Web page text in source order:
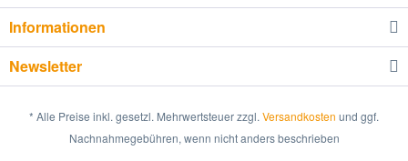
Informationen
Newsletter
* Alle Preise inkl. gesetzl. Mehrwertsteuer zzgl. Versandkosten und ggf.
Nachnahmegebühren, wenn nicht anders beschrieben